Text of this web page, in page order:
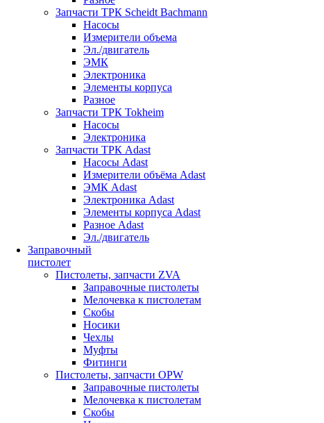
Запчасти ТРК Scheidt Bachmann
Насосы
Измерители объема
Эл./двигатель
ЭМК
Электроника
Элементы корпуса
Разное
Запчасти ТРК Tokheim
Насосы
Электроника
Запчасти ТРК Adast
Насосы Adast
Измерители объёма Adast
ЭМК Adast
Электроника Adast
Элементы корпуса Adast
Разное Adast
Эл./двигатель
Заправочный
пистолет
Пистолеты, запчасти ZVA
Заправочные пистолеты
Мелочевка к пистолетам
Скобы
Носики
Чехлы
Муфты
Фитинги
Пистолеты, запчасти OPW
Заправочные пистолеты
Мелочевка к пистолетам
Скобы